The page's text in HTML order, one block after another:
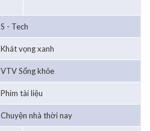
S - Tech
Khát vọng xanh
VTV Sống khỏe
Phim tài liệu
Chuyện nhà thời nay